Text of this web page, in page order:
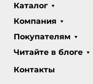
Каталог
Компания
Покупателям
Читайте в блоге
Контакты